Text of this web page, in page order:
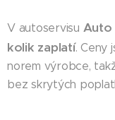
V autoservisu Auto
kolik zaplatí. Ceny
norem výrobce,
bez skrytých